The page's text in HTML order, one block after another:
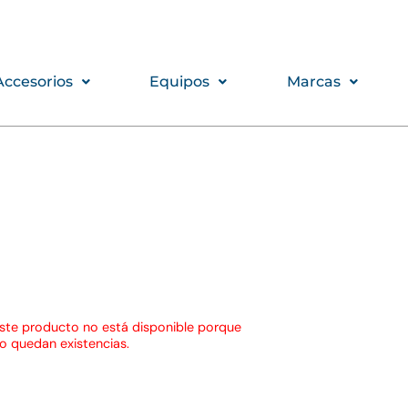
Equipos Marcas
producto no está disponible porque
quedan existencias.